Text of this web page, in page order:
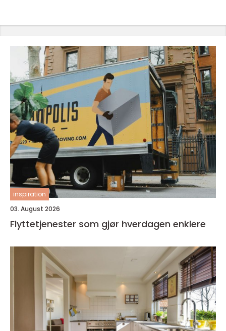
inspiration
03. August 2026
Flyttetjenester som gjør hverdagen enklere